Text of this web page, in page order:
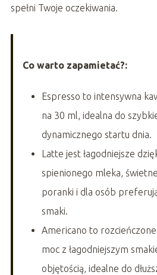
spełni Twoje oczekiwania.
Co warto zapamietać?:
Espresso to intensywna
na 30 ml, idealna do
dynamicznego startu dnia.
Latte jest łagodniejsze
spienionego mleka,
poranki i dla osób
smaki.
Americano to rozcieńczone
moc z łagodniejszym
objętością, idealne do